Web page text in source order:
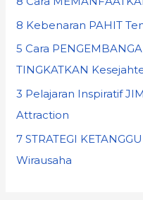
8 Kebenaran PAHIT
5 Cara
TINGKATKAN
3 Pelajaran Inspiratif
Attraction
7 STRATEGI
Wirausaha